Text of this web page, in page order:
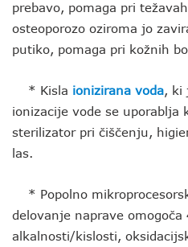
prebavo, pomaga pri
osteoporozo oziroma jo
putiko, pomaga pri kožnih
* Kisla ionizirana voda, ki
ionizacije vode se uporablja
sterilizator pri čiščenju,
las.
* Popolno
delovanje naprave omogoča
alkalnosti/kislosti,